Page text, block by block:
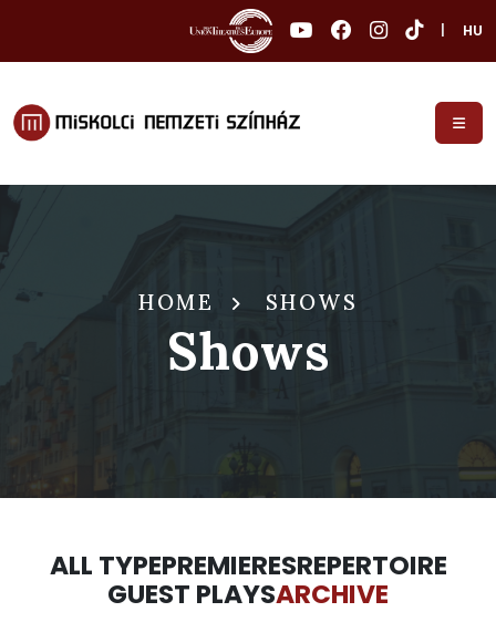
HU
HOME SHOWS
Shows
ALL TYPEPREMIERESREPERTOIRE
GUEST PLAYSARCHIVE